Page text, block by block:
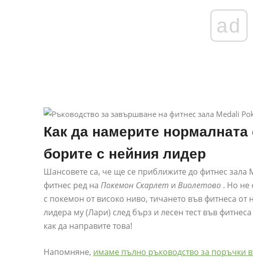
ad
Как да намерите
борите с нейния лидер
Шансовете са, че ще се приближите до фитнес зала
фитнес ред на Покемон Скарлет и Виолетово . Но не
с покемон от високо ниво, тичането във фитнеса
лидера му (Лари) след бърз и лесен тест във
как да направите това!
Напомняне, имаме пълно ръководство за поръчки